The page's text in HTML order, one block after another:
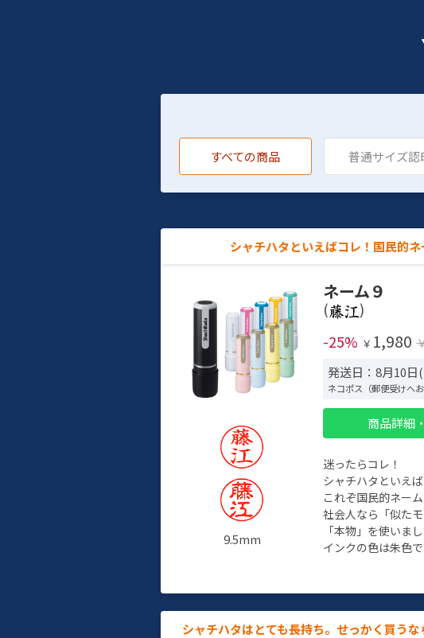
すべての商品 普通サイズ認
シャチハタといえばコレ！国民的ネ
9.5mm
ネーム９
(
)
-25% ￥ 1,980
発送日：8月10日
ネコポス（郵便受けへお
商品詳細
迷ったらコレ！
シャチハタといえば
これぞ国民的ネーム
社会人なら「似た
「本物」を使いまし
インクの色は朱色で
シャチハタはとても長持ち。せっかく買うな